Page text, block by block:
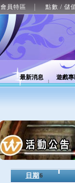
會員特區 點數 / 儲
最新消息 遊戲
日期 6